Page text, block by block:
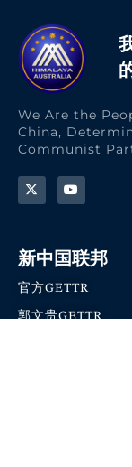
We Are the
China,
Communist
新中国联邦
官方GETTR
郭文贵GETTR